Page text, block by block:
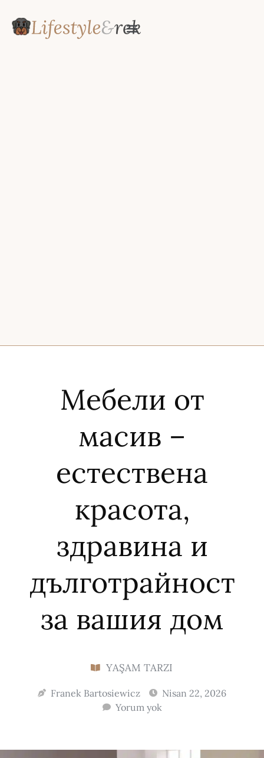
Мебели от
масив –
естествена
красота,
здравина и
дълготрайност
за вашия дом
YAŞAM TARZI
Franek Bartosiewicz
Nisan 22, 2026
Yorum yok